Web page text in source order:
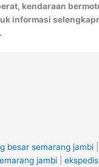
kendaraan
informasi
besar semarang jambi
jambi